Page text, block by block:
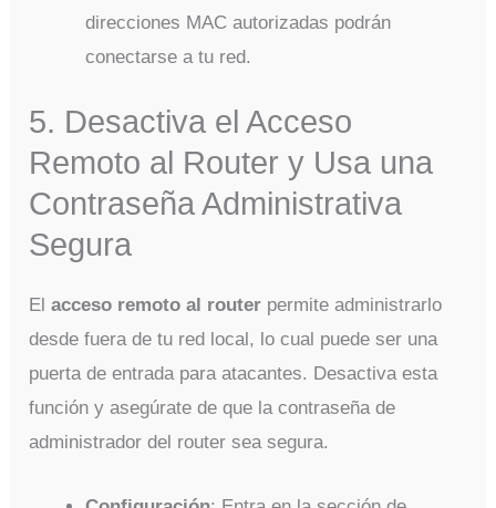
direcciones MAC autorizadas podrán
conectarse a tu red.
5. Desactiva el Acceso
Remoto al Router y Usa una
Contraseña Administrativa
Segura
Elacceso remoto al router permite administrarlo
desde fuera de tu red local, lo cual puede ser una
puerta de entrada para atacantes. Desactiva esta
función y asegúrate de que la contraseña de
administrador del router sea segura.